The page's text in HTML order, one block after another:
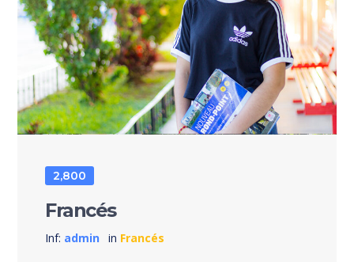
2,800
Francés
Inf: admin in Francés